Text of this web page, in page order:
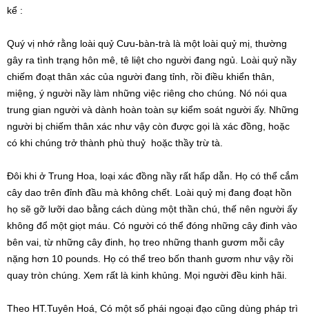
kể :
Quý vị nhớ rằng loài quỷ Cưu-bàn-trà là một loài quỷ mị, thường
gây ra tình trạng hôn mê, tê liệt cho người đang ngủ. Loài quỷ nầy
chiếm đoạt thân xác của người đang tỉnh, rồi điều khiển thân,
miệng, ý người nầy làm những việc riêng cho chúng. Nó nói qua
trung gian người và dành hoàn toàn sự kiểm soát người ấy. Những
người bị chiếm thân xác như vậy còn được gọi là xác đồng, hoặc
có khi chúng trở thành phù thuỷ hoặc thầy trừ tà.
Đôi khi ở Trung Hoa, loại xác đồng nầy rất hấp dẫn. Họ có thể cắm
cây dao trên đỉnh đầu mà không chết. Loài quỷ mị đang đoạt hồn
họ sẽ gỡ lưỡi dao bằng cách dùng một thần chú, thế nên người ấy
không đổ một giọt máu. Có người có thể đóng những cây đinh vào
bên vai, từ những cây đinh, họ treo những thanh gươm mỗi cây
nặng hơn 10 pounds. Họ có thể treo bốn thanh gươm như vậy rồi
quay tròn chúng. Xem rất là kinh khủng. Mọi người đều kinh hãi.
Theo HT.Tuyên Hoá, Có một số phái ngoại đạo cũng dùng pháp trì